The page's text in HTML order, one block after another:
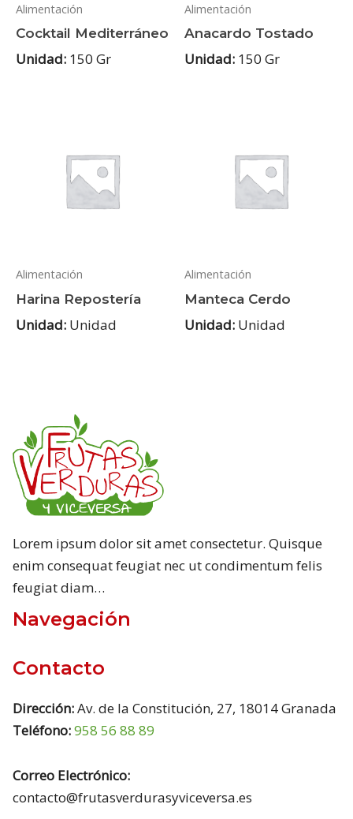
Alimentación
Cocktail Mediterráneo
Unidad: 150 Gr
Alimentación
Anacardo Tostado
Unidad: 150 Gr
Alimentación
Harina Repostería
Unidad: Unidad
Alimentación
Manteca Cerdo
Unidad: Unidad
Lorem ipsum dolor sit amet consectetur. Quisque
enim consequat feugiat nec ut condimentum felis
feugiat diam…
Navegación
Contacto
Dirección:Av. de la Constitución, 27, 18014 Granada
Teléfono:958 56 88 89
Correo Electrónico:
contacto@frutasverdurasyviceversa.es